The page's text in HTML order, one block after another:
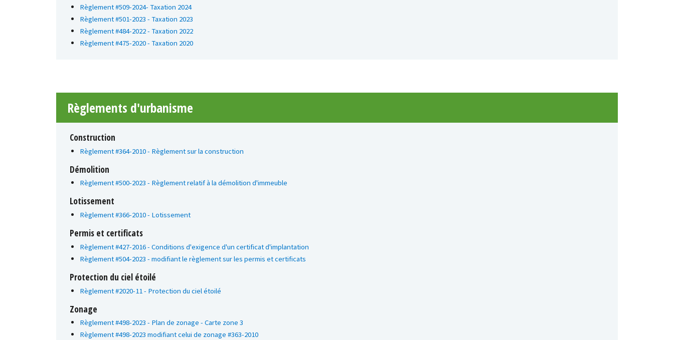
Règlement #509-2024- Taxation 2024
Règlement #501-2023 - Taxation 2023
Règlement #484-2022 - Taxation 2022
Règlement #475-2020 - Taxation 2020
Règlements d'urbanisme
Construction
Règlement #364-2010 - Règlement sur la construction
Démolition
Règlement #500-2023 - Règlement relatif à la démolition d'immeuble
Lotissement
Règlement #366-2010 - Lotissement
Permis et certificats
Règlement #427-2016 - Conditions d'exigence d'un certificat d'implantation
Règlement #504-2023 - modifiant le règlement sur les permis et certificats
Protection du ciel étoilé
Règlement #2020-11 - Protection du ciel étoilé
Zonage
Règlement #498-2023 - Plan de zonage - Carte zone 3
Règlement #498-2023 modifiant celui de zonage #363-2010